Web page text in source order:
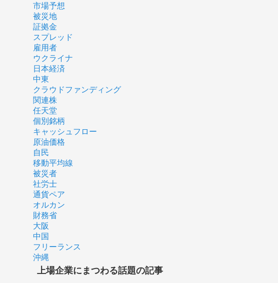
市場予想
被災地
証拠金
スプレッド
雇用者
ウクライナ
日本経済
中東
クラウドファンディング
関連株
任天堂
個別銘柄
キャッシュフロー
原油価格
自民
移動平均線
被災者
社労士
通貨ペア
オルカン
財務省
大阪
中国
フリーランス
沖縄
上場企業にまつわる話題の記事